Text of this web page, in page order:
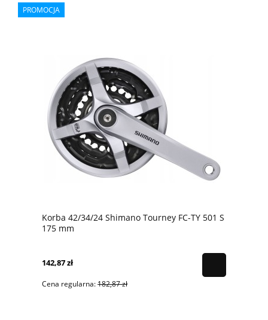
Korba 42/34/24 Shimano Tourney FC-TY 501 S
175 mm
142,87 zł
Cena regularna:182,87 zł
PROMOCJA